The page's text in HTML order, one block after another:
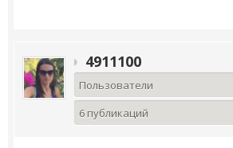
4911100
Пользователи
6 публикаций